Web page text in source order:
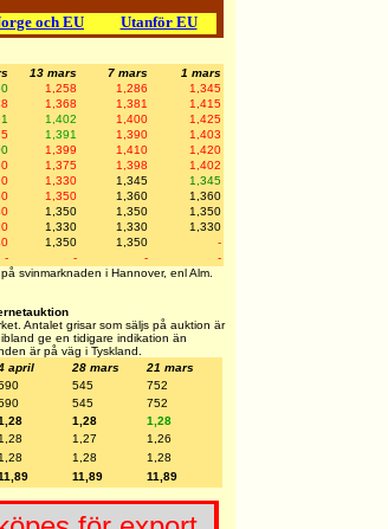
och EU Utanför EU
13 mars 7 mars
1 mars
1,258 1,286
1,345
1,368 1,381
1,415
1,402 1,400
1,425
1,391 1,390
1,403
1,399 1,410
1,420
1,375 1,398
1,402
1,330 1,345
1,345
1,350 1,360
1,360
1,350 1,350
1,350
1,330 1,330
1,330
1,350 1,350
-
- - -
-
svinmarknaden i Hannover, enl Alm.
Antalet grisar som säljs på auktion är
ge en tidigare indikation än
är på väg i Tyskland.
april 28 mars
21 mars
545
752
545
752
1,28
1,28
1,28 1,27
1,26
1,28 1,28
1,28
11,89 11,89